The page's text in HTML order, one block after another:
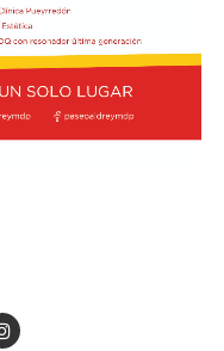
que miembros
participarán de la
a la sede de la